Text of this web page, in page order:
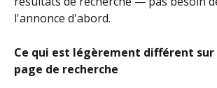
l'annonce d'abord.
Ce qui est légèrement différent sur
page de recherche